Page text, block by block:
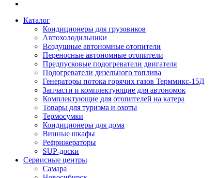
Каталог
Кондиционеры для грузовиков
Автохолодильники
Воздушные автономные отопители
Переносные автономные отопители
Предпусковые подогреватели двигателя
Подогреватели дизельного топлива
Генераторы потока горячих газов Терммикс-15Д
Запчасти и комплектующие для автономок
Комплектующие для отопителей на катера
Товары для туризма и охоты
Термосумки
Кондиционеры для дома
Винные шкафы
Рефрижераторы
SUP-доски
Сервисные центры
Самара